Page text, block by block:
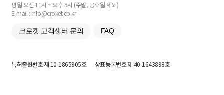
평일 오전 11시 ~ 오후 5시 (주말, 공휴일 제외)
E-mail : info@croket.co.kr
크로켓 고객센터 문의 FAQ
특허출원번호제 10-1865905호 상표등록번호제 40-1643898호